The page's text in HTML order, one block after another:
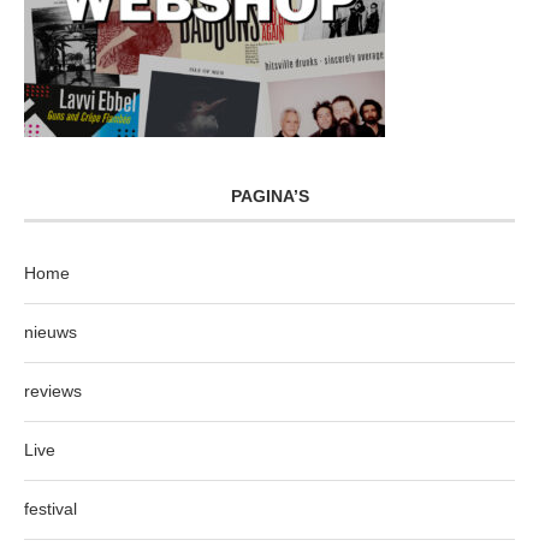
PAGINA’S
Home
nieuws
reviews
Live
festival